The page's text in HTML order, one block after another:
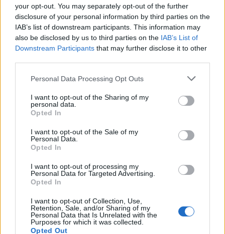
your opt-out. You may separately opt-out of the further
disclosure of your personal information by third parties on the
IAB’s list of downstream participants. This information may
also be disclosed by us to third parties on the IAB’s List of
Downstream Participants that may further disclose it to other
Please note that this website/app uses one or more Google
not limited to your visit or usage behaviour. You may click to
grant or deny consent to Google and its third-party tags to
use your data for below specified purposes in below Google
consent section.
Personal Data Processing Opt Outs
I want to opt-out of the Sharing of my
personal data.
Opted In
I want to opt-out of the Sale of my
Personal Data.
Opted In
I want to opt-out of processing my
Personal Data for Targeted Advertising.
Opted In
I want to opt-out of Collection, Use,
Retention, Sale, and/or Sharing of my
Personal Data that Is Unrelated with the
Purposes for which it was collected.
Opted Out
Roma in allerta: attimi di panico in
un bar, la violenza torna a colpire
2 settimane fa
un passo avanti nella lotta contro la violenza di
genere, ma non risolve il problema alla radice. È ora
che iniziamo a chiederci in quale misura la società è
le dinamiche di potere che alimentano questo
fenomeno. La verità è che ogni atto di violenza,
tessuto della nostra comunità. Riflessioni che ci
devono portare a un’azione collettiva, ma la
domanda resta: basterà il carcere a fermare una
cultura così radicata?